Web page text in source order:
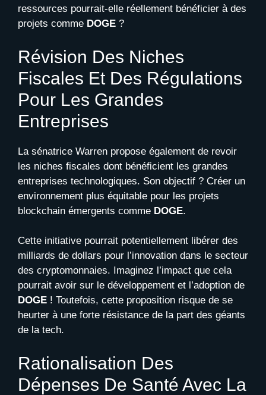
ressources pourrait-elle réellement bénéficier à des
projets comme DOGE ?
Révision Des Niches
Fiscales Et Des Régulations
Pour Les Grandes
Entreprises
La sénatrice Warren propose également de revoir
les niches fiscales dont bénéficient les grandes
entreprises technologiques. Son objectif ? Créer un
environnement plus équitable pour les projets
blockchain émergents comme DOGE.
Cette initiative pourrait potentiellement libérer des
milliards de dollars pour l’innovation dans le secteur
des cryptomonnaies. Imaginez l’impact que cela
pourrait avoir sur le développement et l’adoption de
DOGE ! Toutefois, cette proposition risque de se
heurter à une forte résistance de la part des géants
de la tech.
Rationalisation Des
Dépenses De Santé Avec La